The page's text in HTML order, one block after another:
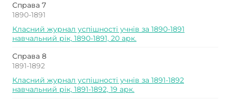
Справа 7
1890-1891
Класний журнал успішності учнів за 1890-1891
навчальний рік, 1890-1891, 20 арк.
Справа 8
1891-1892
Класний журнал успішності учнів за 1891-1892
навчальний рік, 1891-1892, 19 арк.